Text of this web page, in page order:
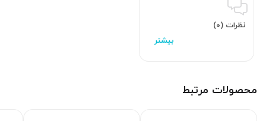
نظرات (0)
محصولات مرتبط